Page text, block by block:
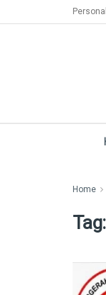
Home
Tag: